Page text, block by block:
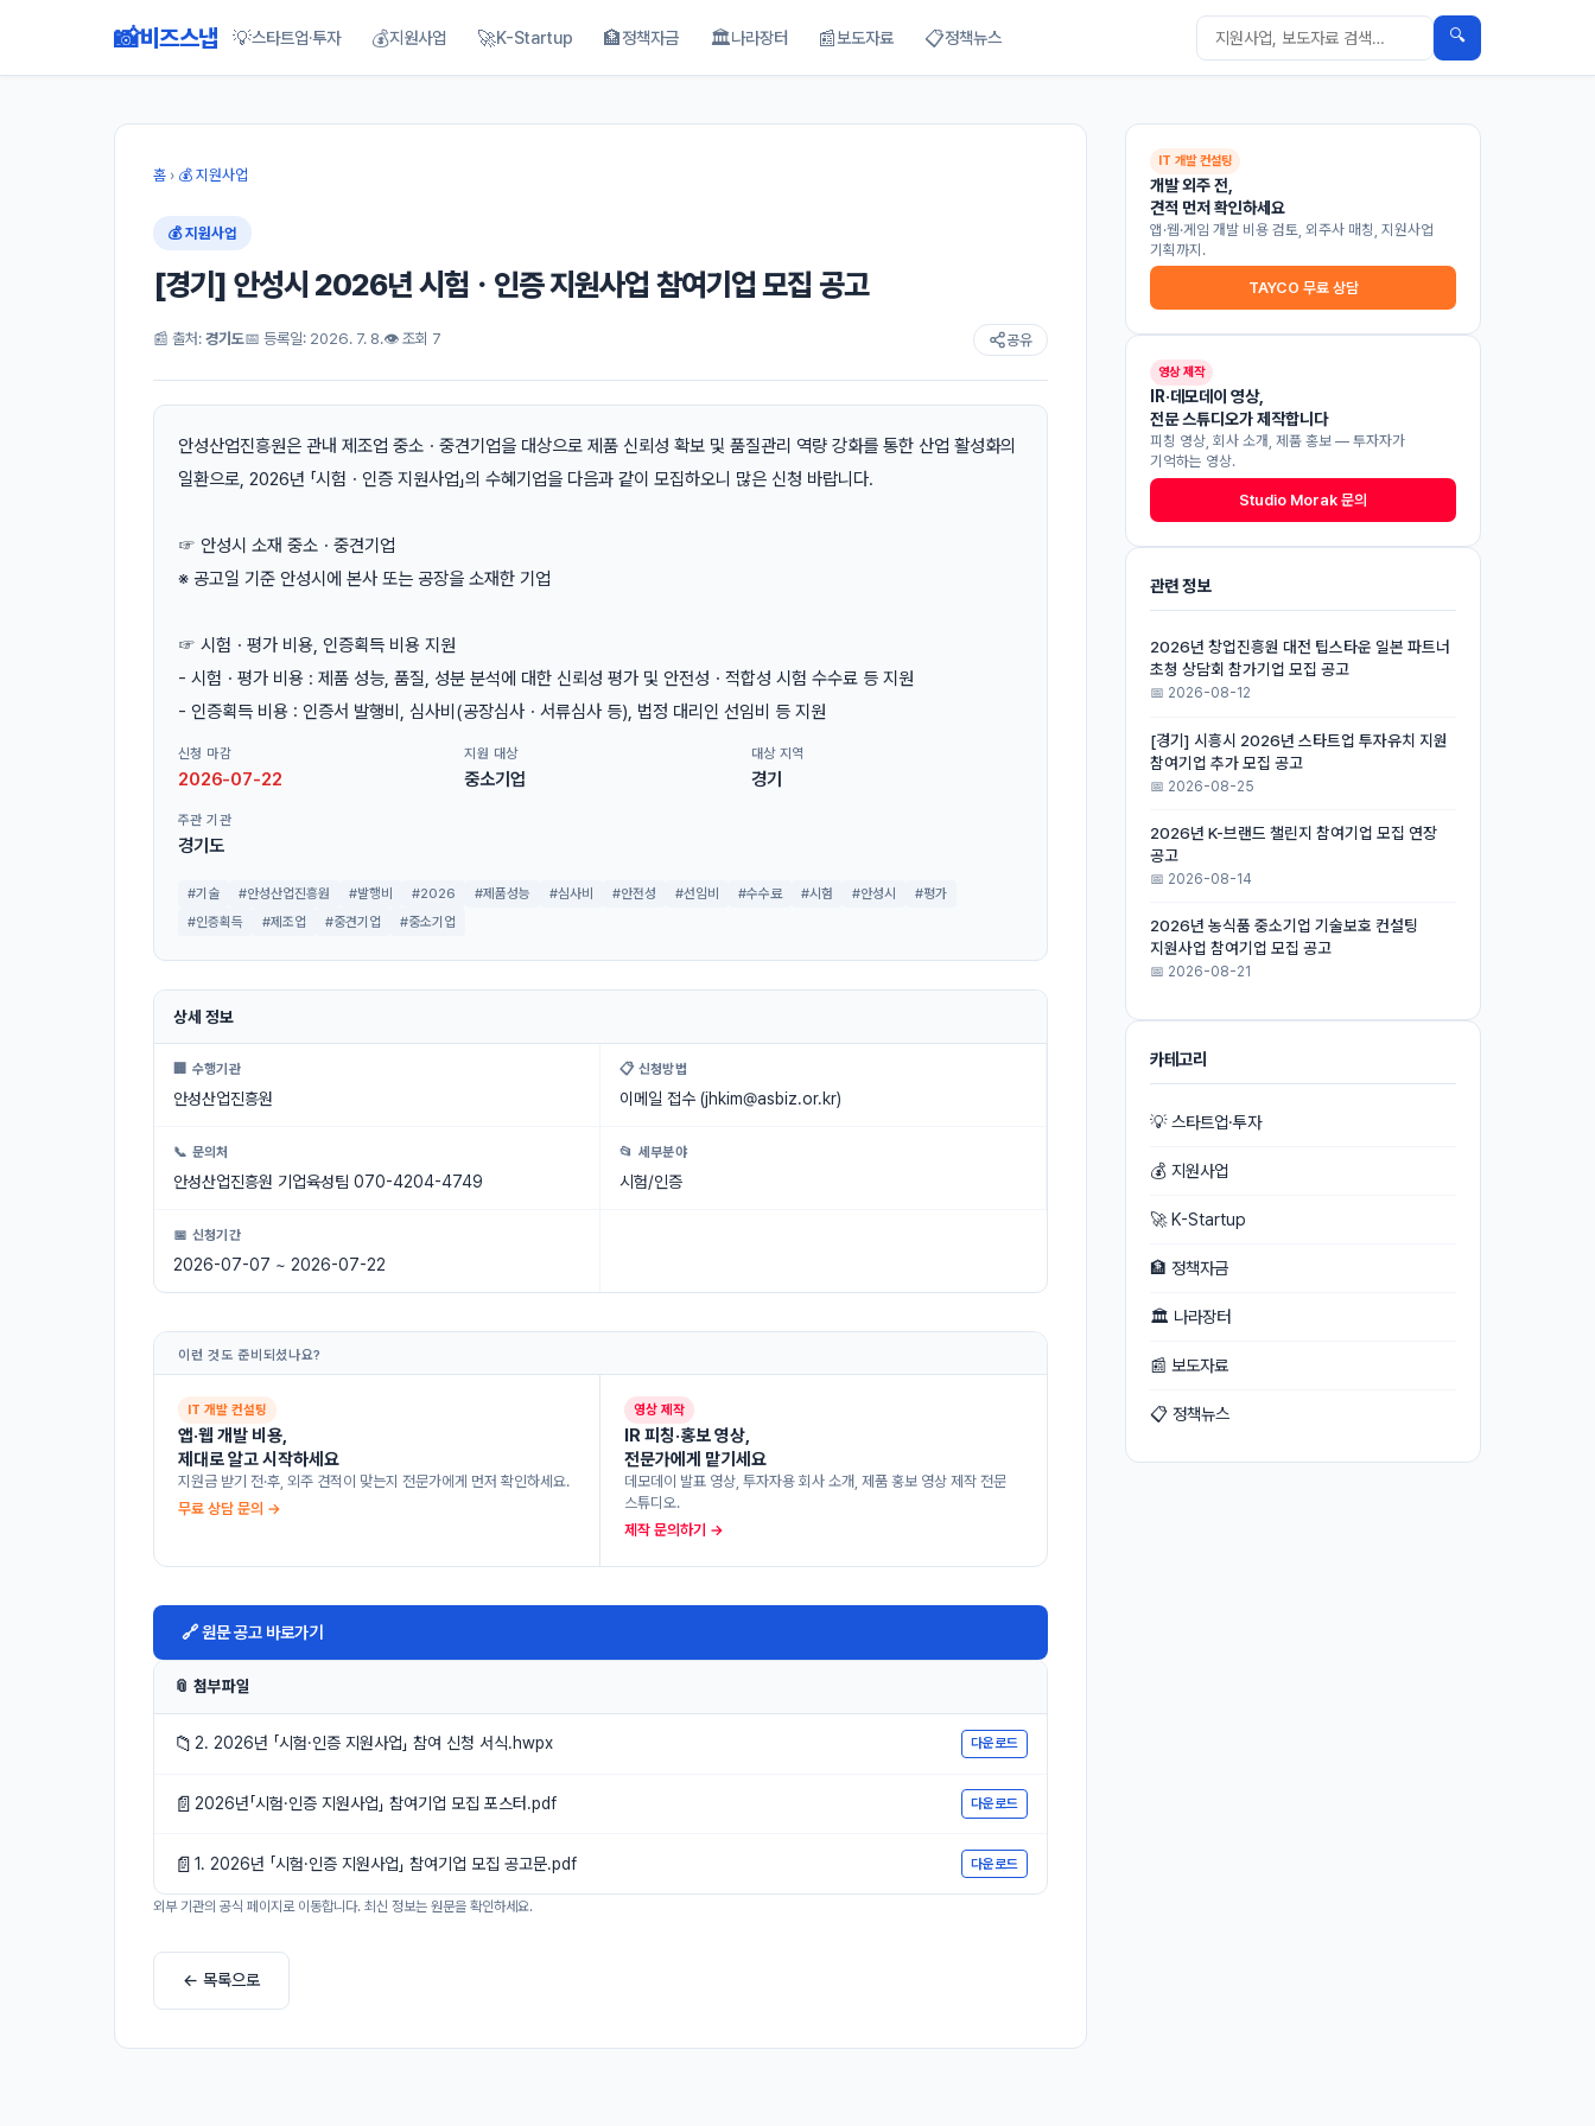
📸비즈스냅 💡스타트업·투자 💰지원사업 🚀K-Startup 🏦정책자금 🏛나라장터 📰보도자료 📋정책뉴스 🔍
홈 › 💰 지원사업
💰 지원사업
[경기] 안성시 2026년 시험ㆍ인증 지원사업 참여기업 모집 공고
📰 출처: 경기도📅 등록일: 2026. 7. 8.👁 조회 7 공유
안성산업진흥원은 관내 제조업 중소ㆍ중견기업을 대상으로 제품 신뢰성 확보 및 품질관리 역량 강화를 통한 산업 활성화의
일환으로, 2026년 「시험ㆍ인증 지원사업」의 수혜기업을 다음과 같이 모집하오니 많은 신청 바랍니다.
☞ 안성시 소재 중소ㆍ중견기업
※ 공고일 기준 안성시에 본사 또는 공장을 소재한 기업
☞ 시험ㆍ평가 비용, 인증획득 비용 지원
- 시험ㆍ평가 비용 : 제품 성능, 품질, 성분 분석에 대한 신뢰성 평가 및 안전성ㆍ적합성 시험 수수료 등 지원
- 인증획득 비용 : 인증서 발행비, 심사비(공장심사ㆍ서류심사 등), 법정 대리인 선임비 등 지원
신청 마감
2026-07-22
지원 대상
중소기업
대상 지역
경기
주관 기관
경기도
#기술 #안성산업진흥원 #발행비 #2026 #제품성능 #심사비 #안전성 #선임비 #수수료 #시험 #안성시
#평가
#인증획득
#제조업 #중견기업 #중소기업
상세 정보
🏢 수행기관
안성산업진흥원
📋 신청방법
이메일 접수 (jhkim@asbiz.or.kr)
📞 문의처
안성산업진흥원 기업육성팀 070-4204-4749
📂 세부분야
시험/인증
📅 신청기간
2026-07-07 ~ 2026-07-22
이런 것도 준비되셨나요?
IT 개발 컨설팅
앱·웹 개발 비용,
제대로 알고 시작하세요
지원금 받기 전·후, 외주 견적이 맞는지 전문가에게 먼저 확인하세요.
무료 상담 문의 →
영상 제작
IR 피칭·홍보 영상,
전문가에게 맡기세요
데모데이 발표 영상, 투자자용 회사 소개, 제품 홍보 영상 제작 전문
스튜디오.
제작 문의하기 →
🔗 원문 공고 바로가기
📎 첨부파일
📁 2. 2026년 「시험·인증 지원사업」 참여 신청 서식.hwpx 다운로드
📄 2026년「시험·인증 지원사업」 참여기업 모집 포스터.pdf 다운로드
📄 1. 2026년 「시험·인증 지원사업」 참여기업 모집 공고문.pdf 다운로드
외부 기관의 공식 페이지로 이동합니다. 최신 정보는 원문을 확인하세요.
← 목록으로
IT 개발 컨설팅
개발 외주 전,
견적 먼저 확인하세요
앱·웹·게임 개발 비용 검토, 외주사 매칭, 지원사업
기획까지.
TAYCO 무료 상담
영상 제작
IR·데모데이 영상,
전문 스튜디오가 제작합니다
피칭 영상, 회사 소개, 제품 홍보 — 투자자가
기억하는 영상.
Studio Morak 문의
관련 정보
2026년 창업진흥원 대전 팁스타운 일본 파트너
초청 상담회 참가기업 모집 공고
📅 2026-08-12
[경기] 시흥시 2026년 스타트업 투자유치 지원
참여기업 추가 모집 공고
📅 2026-08-25
2026년 K-브랜드 챌린지 참여기업 모집 연장
공고
📅 2026-08-14
2026년 농식품 중소기업 기술보호 컨설팅
지원사업 참여기업 모집 공고
📅 2026-08-21
카테고리
💡 스타트업·투자
💰 지원사업
🚀 K-Startup
🏦 정책자금
🏛 나라장터
📰 보도자료
📋 정책뉴스